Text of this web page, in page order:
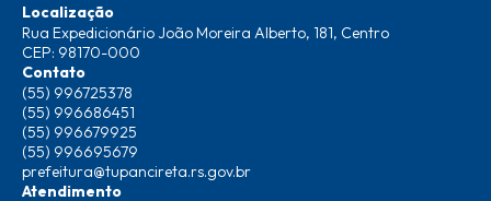
Localização
Rua Expedicionário João Moreira Alberto, 181, Centro
CEP: 98170-000
Contato
(55) 996725378
(55) 996686451
(55) 996679925
(55) 996695679
prefeitura@tupancireta.rs.gov.br
Atendimento